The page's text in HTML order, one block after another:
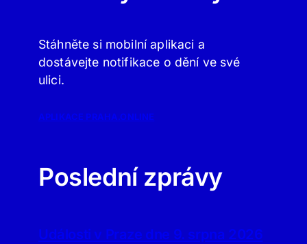
Stáhněte si mobilní aplikaci a
dostávejte notifikace o dění ve své
ulici.
APLIKACE PRAHA.ONLINE
Poslední zprávy
Události v Praze dne 9. srpna 2026